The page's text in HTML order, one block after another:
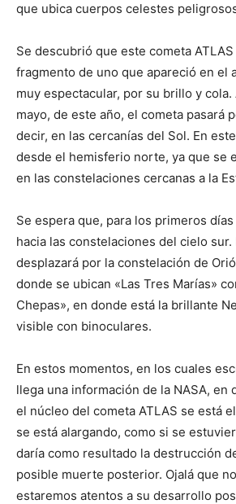
que ubica cuerpos celestes
Se descubrió que este cometa
fragmento de uno que apareció en el
muy espectacular, por su brillo y
mayo, de este año, el cometa pasará
decir, en las cercanías del Sol. En
desde el hemisferio norte, ya que se
en las constelaciones cercanas a la
Se espera que, para los primeros
hacia las constelaciones del cielo sur.
desplazará por la constelación de
donde se ubican «Las Tres Marías»
Chepas», en donde está la brillante
visible con binoculares.
En estos momentos, en los cuales
llega una información de la NASA, en
el núcleo del cometa ATLAS se está
se está alargando, como si se
daría como resultado la destrucción
posible muerte posterior. Ojalá que
estaremos atentos a su desarrollo